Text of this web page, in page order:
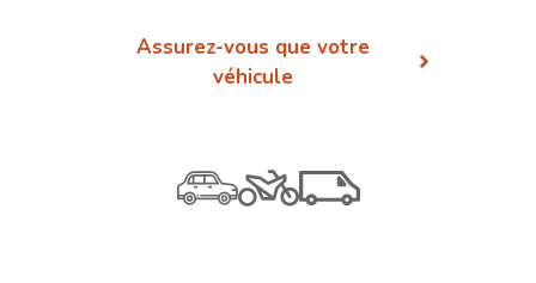
Assurez-vous que votre
véhicule